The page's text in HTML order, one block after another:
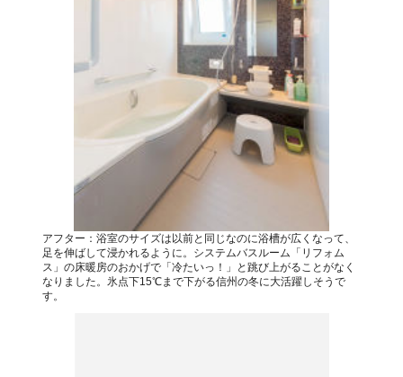
アフター：浴室のサイズは以前と同じなのに浴槽が広くなって、
足を伸ばして浸かれるように。システムバスルーム「リフォム
ス」の床暖房のおかげで「冷たいっ！」と跳び上がることがなく
なりました。氷点下15℃まで下がる信州の冬に大活躍しそうで
す。